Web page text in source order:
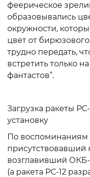
феерическое
образовывались
окружности,
цвет от
трудно передать,
встретить только
фантастов”.
Загрузка ракеты
установку
По
возглавивший
(а ракета РС-12